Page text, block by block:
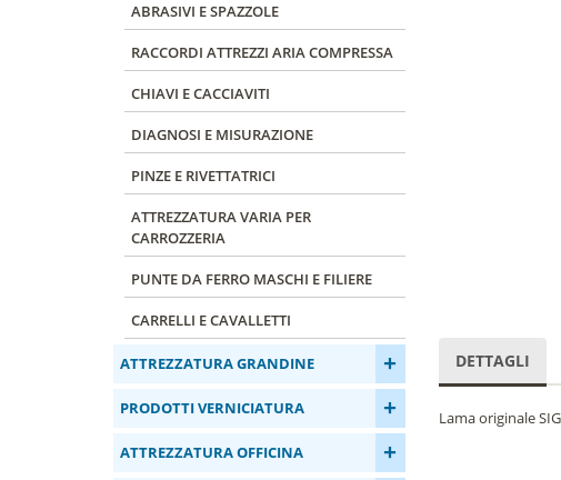
ABRASIVI E SPAZZOLE
RACCORDI ATTREZZI ARIA COMPRESSA
CHIAVI E CACCIAVITI
DIAGNOSI E MISURAZIONE
PINZE E RIVETTATRICI
ATTREZZATURA VARIA PER
CARROZZERIA
PUNTE DA FERRO MASCHI E FILIERE
CARRELLI E CAVALLETTI
ATTREZZATURA GRANDINE +
PRODOTTI VERNICIATURA +
ATTREZZATURA OFFICINA +
DETTAGLI
Lama originale